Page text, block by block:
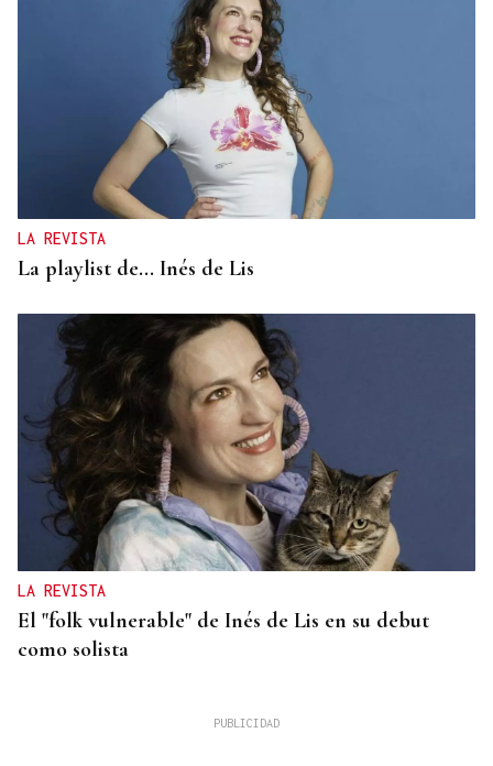
LA REVISTA
La playlist de... Inés de Lis
LA REVISTA
El "folk vulnerable" de Inés de Lis en su debut
como solista